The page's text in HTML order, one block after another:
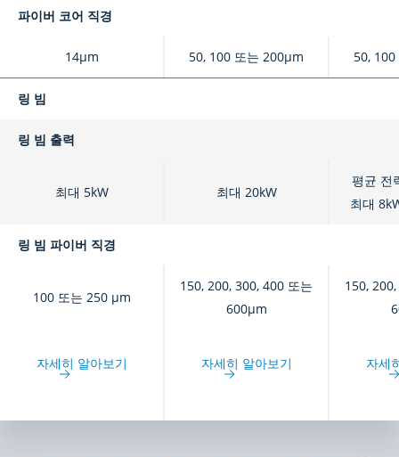
파이버 코어 직경
14μm 50, 100 또는 200μm 50,
링 빔
링 빔 출력
최대 5kW 최대 20kW
평균 전
최대
링 빔 파이버 직경
100 또는 250 μm
150, 200, 300, 400 또는
600μm
150,
자세히 알아보기 자세히 알아보기 자세